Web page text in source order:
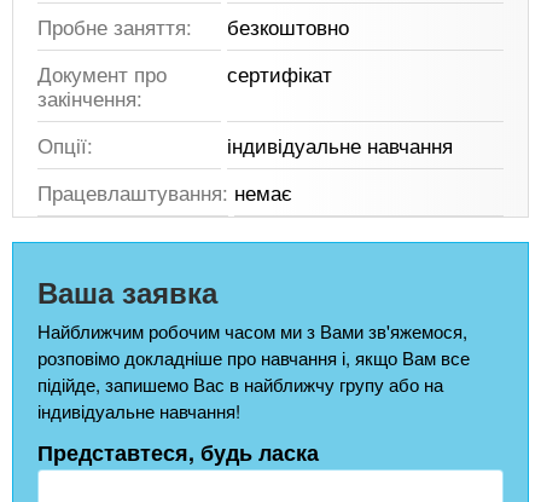
Пробне заняття:
безкоштовно
Документ про
закінчення:
сертифікат
Опції:
індивідуальне навчання
Працевлаштування: немає
Ваша заявка
Найближчим робочим часом ми з Вами зв'яжемося,
розповімо докладніше про навчання і, якщо Вам все
підійде, запишемо Вас в найближчу групу або на
індивідуальне навчання!
Представтеся, будь ласка